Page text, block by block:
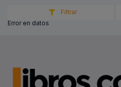
Filtrar
Error en datos